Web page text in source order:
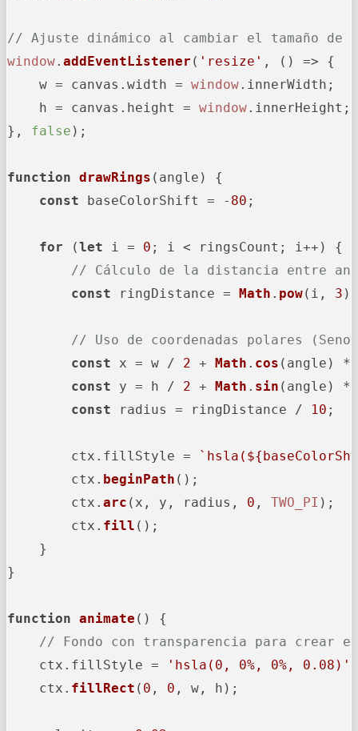
// Ajuste dinámico al cambiar el tamaño de
window. addEventListener ( 'resize' , () => {
    w = canvas.
width = window. innerWidth ;
    h = canvas.
height = window. innerHeight ;
}, false );
function drawRings ( angle ) {
const baseColorShift = - 80 ;
for (let i = 0 ; i < ringsCount; i++) {
// Cálculo de la distancia entre
const ringDistance = Math . pow(i, 3 )
// Uso de coordenadas polares (Seno
const x = w / 2 + Math . cos (angle) *
const y = h / 2 + Math . sin (angle) *
const radius = ringDistance / 10 ;
        ctx.
fillStyle = `hsla(
        ctx.
beginPath ();
        ctx.
arc (x, y, radius, 0 , TWO_PI );
        ctx.
fill ();
    }
}
function animate ( ) {
// Fondo con transparencia para crear
    ctx.
fillStyle = 'hsla(0, 0%, 0%, 0.08)'
    ctx.
fillRect ( 0 , 0 , w, h);